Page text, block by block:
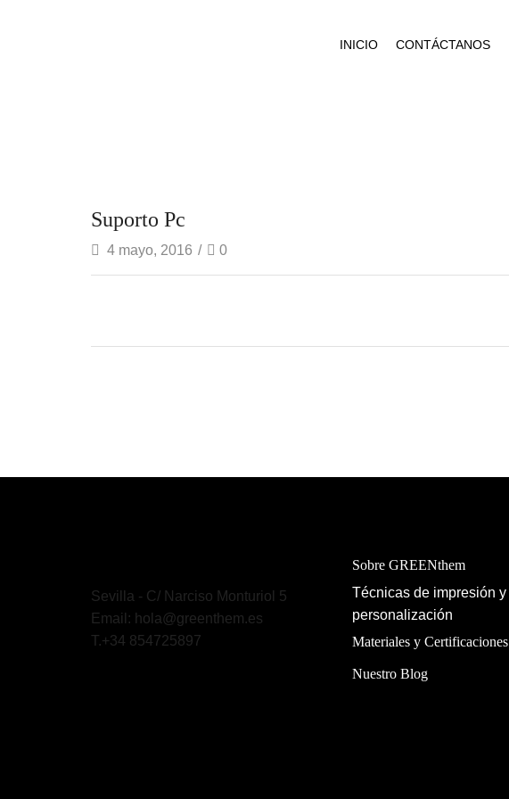
INICIO CONTÁCTANOS
Suporto Pc
4 mayo, 2016 / 0
Sevilla - C/ Narciso Monturiol 5
Email: hola@greenthem.es
T.+34 854725897
Sobre GREENthem
Técnicas de impresión y
personalización
Materiales y Certificaciones
Nuestro Blog